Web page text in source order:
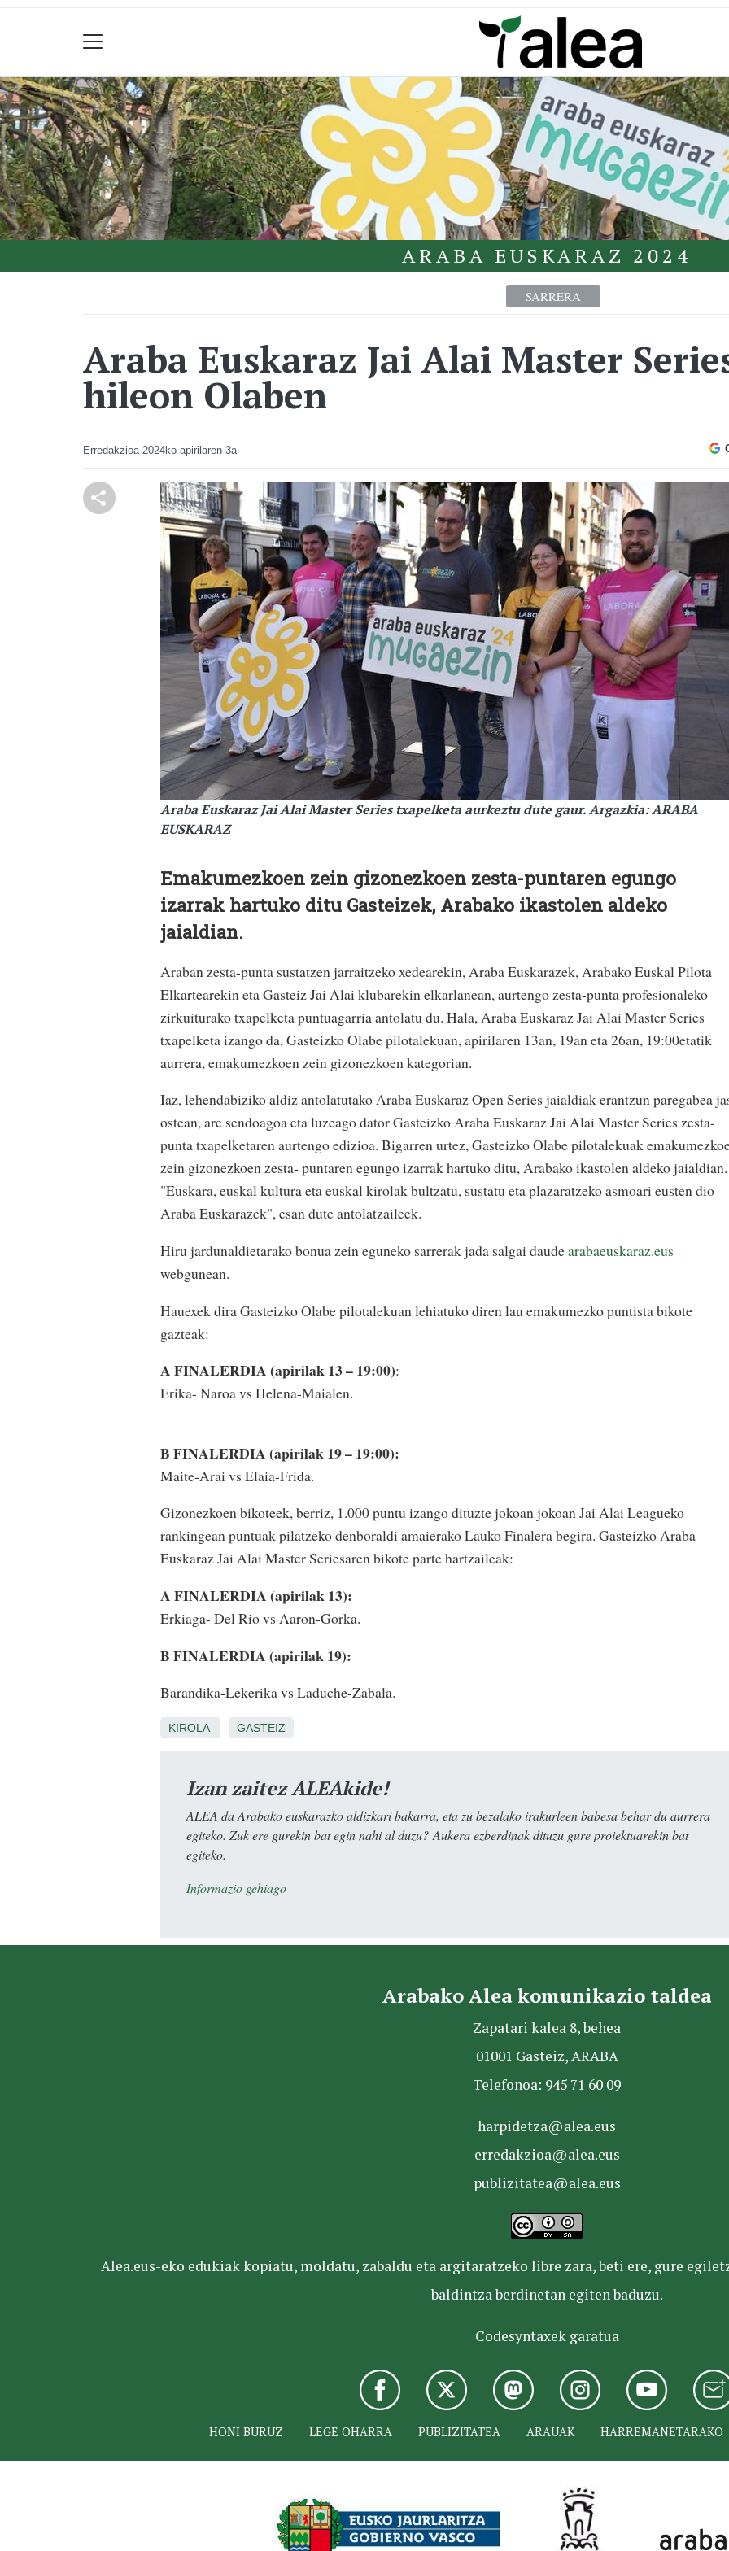
ARABA EUSKARAZ 2024
SARRERA
Araba Euskaraz Jai Alai Master
hileon Olaben
Erredakzioa 2024ko apirilaren 3a
Araba Euskaraz Jai Alai Master Series txapelketa aurkeztu dute gaur. Argazkia: ARABA
EUSKARAZ
Emakumezkoen zein gizonezkoen zesta-puntaren egungo
izarrak hartuko ditu Gasteizek, Arabako ikastolen aldeko
jaialdian.
Araban zesta-punta sustatzen jarraitzeko xedearekin, Araba Euskarazek, Arabako Euskal Pilota
Elkartearekin eta Gasteiz Jai Alai klubarekin elkarlanean, aurtengo zesta-punta profesionaleko
zirkuiturako txapelketa puntuagarria antolatu du. Hala, Araba Euskaraz Jai Alai Master Series
txapelketa izango da, Gasteizko Olabe pilotalekuan, apirilaren 13an, 19an eta 26an, 19:00etatik
aurrera, emakumezkoen zein gizonezkoen kategorian.
Iaz, lehendabiziko aldiz antolatutako Araba Euskaraz Open Series jaialdiak erantzun paregabea
ostean, are sendoagoa eta luzeago dator Gasteizko Araba Euskaraz Jai Alai Master Series zesta-
punta txapelketaren aurtengo edizioa. Bigarren urtez, Gasteizko Olabe pilotalekuak
zein gizonezkoen zesta- puntaren egungo izarrak hartuko ditu, Arabako ikastolen aldeko jaialdian.
"Euskara, euskal kultura eta euskal kirolak bultzatu, sustatu eta plazaratzeko asmoari eusten dio
Araba Euskarazek", esan dute antolatzaileek.
Hiru jardunaldietarako bonua zein eguneko sarrerak jada salgai daudearabaeuskaraz.eus
webgunean.
Hauexek dira Gasteizko Olabe pilotalekuan lehiatuko diren lau emakumezko puntista bikote
gazteak:
A FINALERDIA (apirilak 13 – 19:00):
Erika- Naroa vs Helena-Maialen.
B FINALERDIA (apirilak 19 – 19:00):
Maite-Arai vs Elaia-Frida.
Gizonezkoen bikoteek, berriz, 1.000 puntu izango dituzte jokoan jokoan Jai Alai Leagueko
rankingean puntuak pilatzeko denboraldi amaierako Lauko Finalera begira. Gasteizko Araba
Euskaraz Jai Alai Master Seriesaren bikote parte hartzaileak:
A FINALERDIA (apirilak 13):
Erkiaga- Del Rio vs Aaron-Gorka.
B FINALERDIA (apirilak 19):
Barandika-Lekerika vs Laduche-Zabala.
KIROLA GASTEIZ
Izan zaitez ALEAkide!
ALEA da Arabako euskarazko aldizkari bakarra, eta zu bezalako irakurleen babesa behar du aurrera
egiteko. Zuk ere gurekin bat egin nahi al duzu? Aukera ezberdinak dituzu gure proiektuarekin bat
egiteko.
Informazio gehiago
Arabako Alea komunikazio taldea
Zapatari kalea 8, behea
01001 Gasteiz, ARABA
Telefonoa: 945 71 60 09
harpidetza@alea.eus
erredakzioa@alea.eus
publizitatea@alea.eus
Alea.eus-eko edukiak kopiatu, moldatu, zabaldu eta argitaratzeko libre zara, beti ere, gure
baldintza berdinetan egiten baduzu.
Codesyntaxek garatua
HONI BURUZ LEGE OHARRA PUBLIZITATEA ARAUAK HARREMANETARAKO